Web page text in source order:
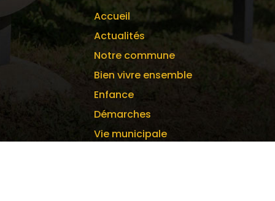
Accueil
Actualités
Notre commune
Bien vivre ensemble
Enfance
Démarches
Vie municipale